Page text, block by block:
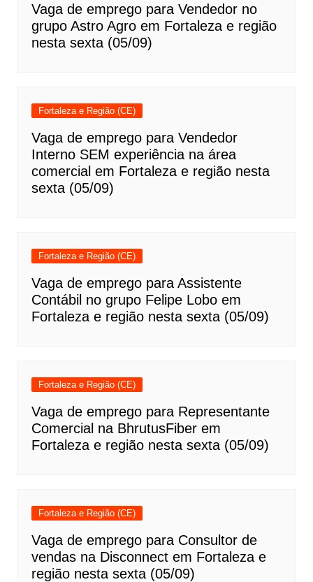
Vaga de emprego para Vendedor no
grupo Astro Agro em Fortaleza e região
nesta sexta (05/09)
Fortaleza e Região (CE)
Vaga de emprego para Vendedor
Interno SEM experiência na área
comercial em Fortaleza e região nesta
sexta (05/09)
Fortaleza e Região (CE)
Vaga de emprego para Assistente
Contábil no grupo Felipe Lobo em
Fortaleza e região nesta sexta (05/09)
Fortaleza e Região (CE)
Vaga de emprego para Representante
Comercial na BhrutusFiber em
Fortaleza e região nesta sexta (05/09)
Fortaleza e Região (CE)
Vaga de emprego para Consultor de
vendas na Disconnect em Fortaleza e
região nesta sexta (05/09)